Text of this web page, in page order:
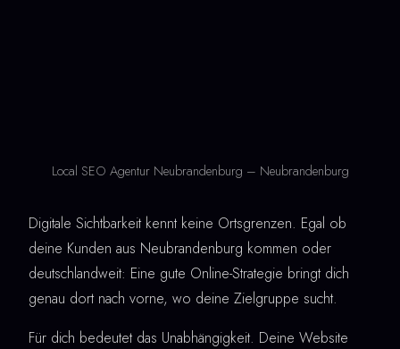
Local SEO Agentur Neubrandenburg – Neubrandenburg
Digitale Sichtbarkeit kennt keine Ortsgrenzen. Egal ob
deine Kunden aus Neubrandenburg kommen oder
deutschlandweit: Eine gute Online-Strategie bringt dich
genau dort nach vorne, wo deine Zielgruppe sucht.
Für dich bedeutet das Unabhängigkeit. Deine Website